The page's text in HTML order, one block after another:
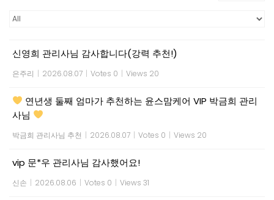
신영희 관리사님 감사합니다(강력 추천!)
은주리 | 2026.08.07 | Votes 0 | Views 20
연년생 둘째 엄마가 추천하는 윤스맘케어 VIP 박금희 관리
사님
박금희 관리사님 추천 | 2026.08.07 | Votes 0 | Views 20
vip 문*우 관리사님 감사했어요!
신손 | 2026.08.06 | Votes 0 | Views 31